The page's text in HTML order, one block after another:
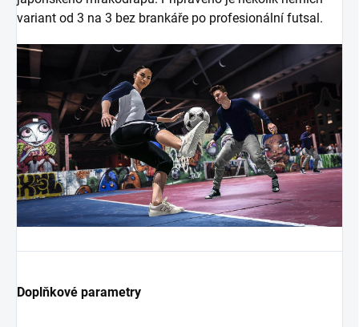
variant od 3 na 3 bez brankáře po profesionální futsal.
Doplňkové parametry